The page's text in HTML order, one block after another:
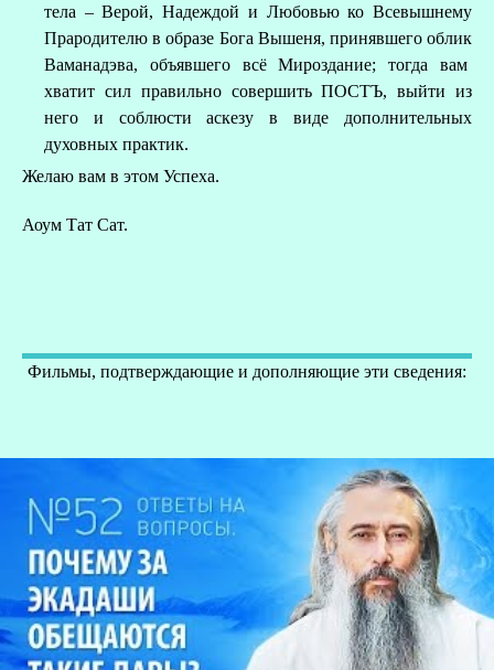
тела – Верой, Надеждой и Любовью ко Всевышнему
Прародителю в образе Бога Вышеня, принявшего облик
Ваманадэва, объявшего всё Мироздание; тогда вам
хватит сил правильно совершить ПОСТЪ, выйти из
него и соблюсти аскезу в виде дополнительных
духовных практик.
Желаю вам в этом Успеха.
Аоум Тат Сат.
Фильмы, подтверждающие и дополняющие эти сведения: